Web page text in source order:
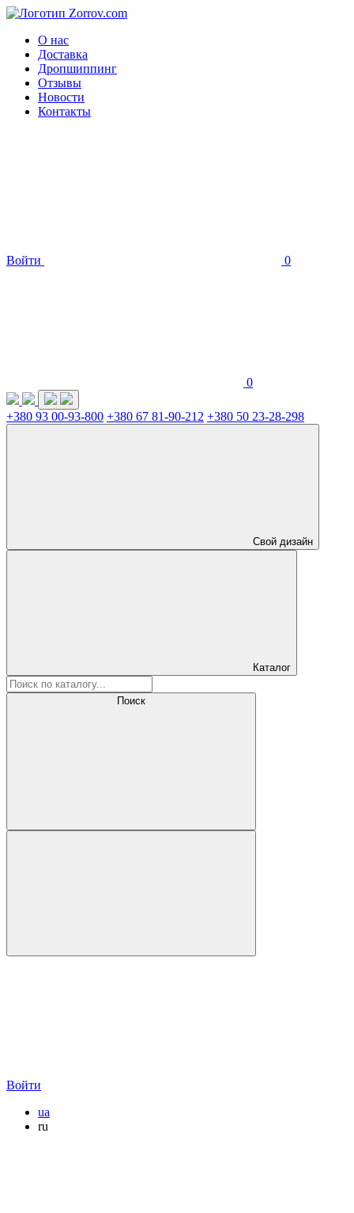
О нас
Доставка
Дропшиппинг
Отзывы
Новости
Контакты
Войти 0
0
+380 93 00-93-800 +380 67 81-90-212 +380 50 23-28-298
Свой дизайн
Каталог
Поиск
Войти
ua
ru